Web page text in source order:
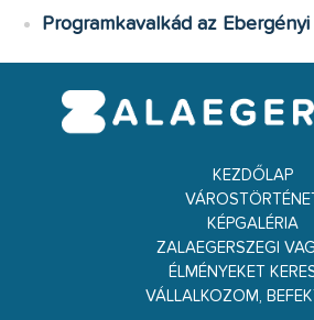
Programkavalkád az
KEZDŐLAP
KÉPGALÉRIA
ZALAEGERSZEGI
ÉLMÉNYEKET
VÁLLALKOZOM,